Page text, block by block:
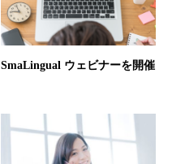
SmaLingual ウェビナーを開催